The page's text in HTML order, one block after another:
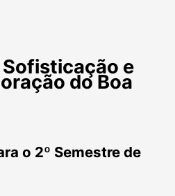
e
do Boa
o 2º Semestre de